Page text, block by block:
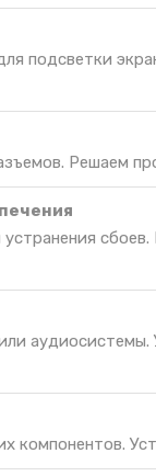
подсветки
Решаем
компонентов.